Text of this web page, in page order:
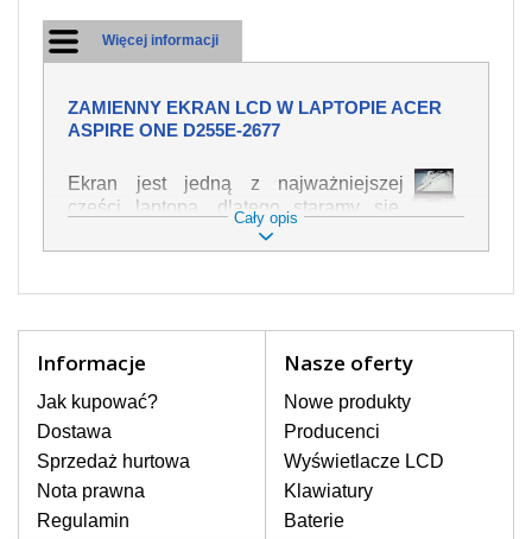
Więcej informacji
ZAMIENNY EKRAN LCD W LAPTOPIE ACER
ASPIRE ONE D255E-2677
Ekran jest jedną z najważniejszej
części laptopa, dlatego staramy się,
żeby był jak najwyższej jakości. Służy
on do wyświetlania tekstu lub obrazu w
z nim z jak największą ostrożnością. Do
zaliczyć uszkodzenia mechaniczne np.
rozbity lub pęknięty ekran, następnie
pojawiające się pionowe pasy, ciemny
ekran, migotanie lub nierównomierną
jasność ekranu.
Cały opis
Informacje
Jak kupować?
Dostawa
Sprzedaż hurtowa
Nota prawna
Regulamin
Nasze oferty
Nowe produkty
Producenci
Wyświetlacze LCD
Klawiatury
Baterie